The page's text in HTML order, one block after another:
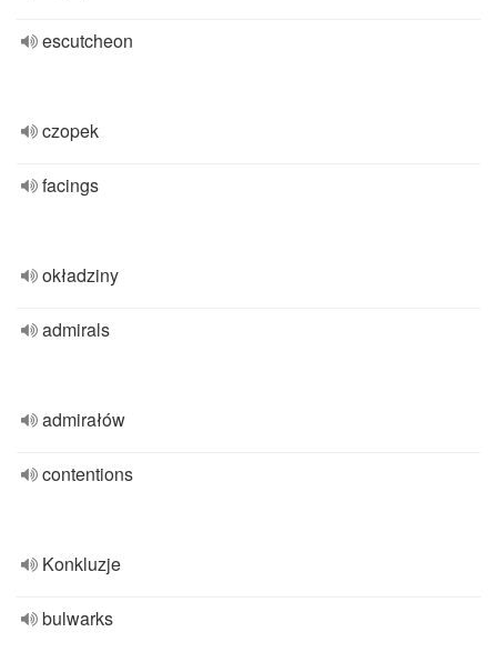
escutcheon
czopek
facings
okładziny
admirals
admirałów
contentions
Konkluzje
bulwarks